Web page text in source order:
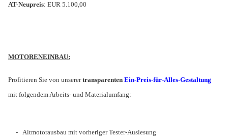
AT-Neupreis: EUR 5.100,00
MOTORENEINBAU:
Profitieren Sie von unserertransparenten Ein-Preis-für-Alles-Gestaltung
mit folgendem Arbeits- und Materialumfang:
- Altmotorausbau mit vorheriger Tester-Auslesung